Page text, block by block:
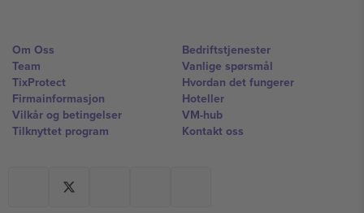
Om Oss
Team
TixProtect
Firmainformasjon
Vilkår og betingelser
Tilknyttet program
Bedriftstjenester
Vanlige spørsmål
Hvordan det fungerer
Hoteller
VM-hub
Kontakt oss